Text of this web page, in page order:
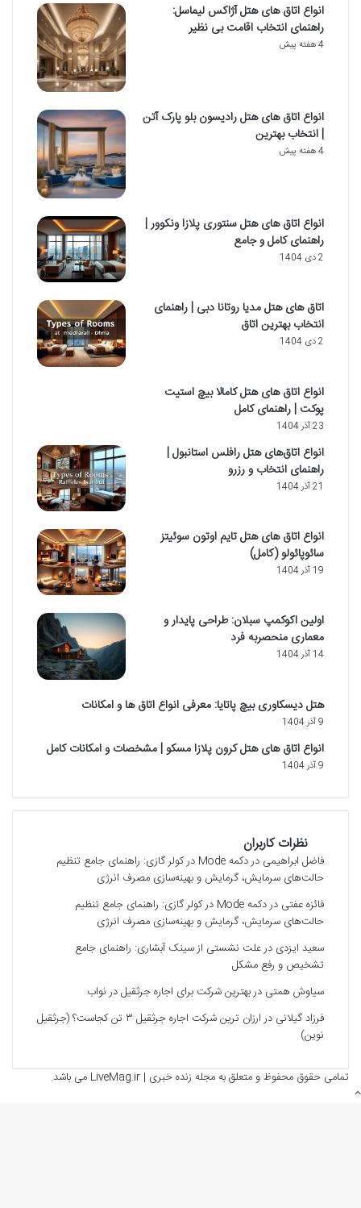
انواع اتاق های هتل آژاکس لیماسل:
راهنمای انتخاب اقامت بی نظیر
4 هفته پیش
انواع اتاق های هتل رادیسون بلو پارک آتن
| انتخاب بهترین
4 هفته پیش
انواع اتاق های هتل سنتوری پلازا ونکوور |
راهنمای کامل و جامع
2 دی 1404
اتاق‌ های هتل مدیا روتانا دبی | راهنمای
انتخاب بهترین اتاق
2 دی 1404
انواع اتاق های هتل کامالا بیچ استیت
پوکت | راهنمای کامل
23 آذر 1404
انواع اتاق‌های هتل رافلس استانبول |
راهنمای انتخاب و رزرو
21 آذر 1404
انواع اتاق های هتل تایم اوتون سوئیتز
سائوپائولو (کامل)
19 آذر 1404
اولین اکوکمپ سبلان: طراحی پایدار و
معماری منحصربه فرد
14 آذر 1404
هتل دیسکاوری بیچ پاتایا: معرفی انواع اتاق ها و امکانات
9 آذر 1404
انواع اتاق های هتل کرون پلازا مسکو | مشخصات و امکانات کامل
9 آذر 1404
نظرات کاربران
فاضل ابراهیمی در
دکمه Mode در کولر گازی: راهنمای جامع تنظیم
حالت‌های سرمایش، گرمایش و بهینه‌سازی مصرف انرژی
فائزه عفتی در
دکمه Mode در کولر گازی: راهنمای جامع تنظیم
حالت‌های سرمایش، گرمایش و بهینه‌سازی مصرف انرژی
سعید ایزدی درعلت نشستی از سینک آبشاری: راهنمای جامع
تشخیص و رفع مشکل
سیاوش همتی دربهترین شرکت برای اجاره جرثقیل در نواب
فرزاد گیلانی در
ارزان ترین شرکت اجاره جرثقیل ۳ تن کجاست؟ (جرثقیل
نوین)
تمامی حقوق محفوظ و متعلق به مجله زنده خبری | LiveMag.ir می باشد.